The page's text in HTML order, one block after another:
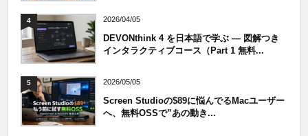
4 2026/04/05
DEVONthink 4 を日本語で学ぶ — 図解つき
インタラクティブコース（Part 1 無料...
5 2026/05/05
Screen Studioの$89に悩んでるMacユーザー
へ、無料OSSで”あの動き...